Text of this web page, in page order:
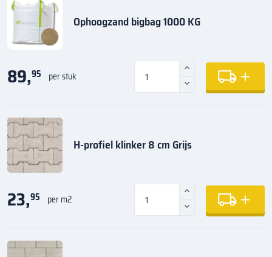
Ophoogzand bigbag 1000 KG
89,95 per stuk
H-profiel klinker 8 cm Grijs
23,95 per m2